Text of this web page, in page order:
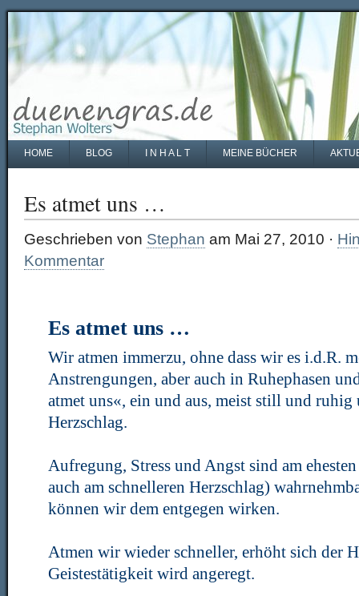
HOME BLOG I N H A L T MEINE BÜCHER
Es atmet uns …
Geschrieben von Stephan am Mai 27, 2010 ·
Kommentar
Es atmet uns …
Wir atmen immerzu, ohne dass wir es i.d.R.
Anstrengungen, aber auch in Ruhephasen
atmet uns«, ein und aus, meist still und
Herzschlag.
Aufregung, Stress und Angst sind am
auch am schnelleren Herzschlag)
können wir dem entgegen wirken.
Atmen wir wieder schneller, erhöht sich der
Geistestätigkeit wird angeregt.